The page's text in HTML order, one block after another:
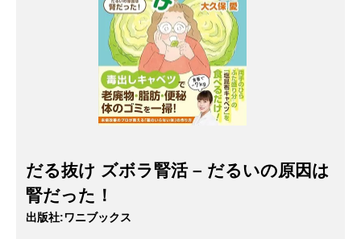
だる抜け ズボラ腎活 – だるいの原因は
腎だった！
出版社:ワニブックス